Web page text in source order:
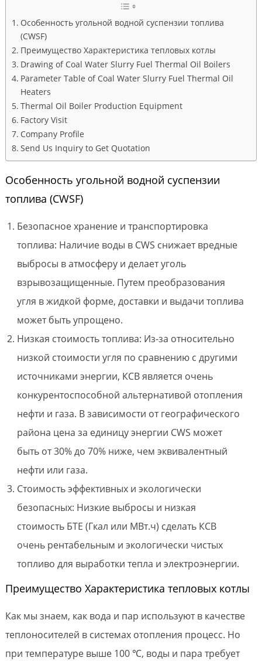
Особенность угольной водной суспензии топлива
(CWSF)
Преимущество Характеристика тепловых котлы
Drawing of Coal Water Slurry Fuel Thermal Oil Boilers
Parameter Table of Coal Water Slurry Fuel Thermal Oil
Heaters
Thermal Oil Boiler Production Equipment
Factory Visit
Company Profile
Send Us Inquiry to Get Quotation
Особенность угольной водной суспензии
топлива (CWSF)
Безопасное хранение и транспортировка
топлива: Наличие воды в CWS снижает вредные
выбросы в атмосферу и делает уголь
взрывозащищенные. Путем преобразования
угля в жидкой форме, доставки и выдачи топлива
может быть упрощено.
Низкая стоимость топлива: Из-за относительно
низкой стоимости угля по сравнению с другими
источниками энергии, КСВ является очень
конкурентоспособной альтернативой отопления
нефти и газа. В зависимости от географического
района цена за единицу энергии CWS может
быть от 30% до 70% ниже, чем эквивалентный
нефти или газа.
Стоимость эффективных и экологически
безопасных: Низкие выбросы и низкая
стоимость БТЕ (Гкал или МВт.ч) сделать КСВ
очень рентабельным и экологически чистых
топливо для выработки тепла и электроэнергии.
Преимущество Характеристика тепловых котлы
Как мы знаем, как вода и пар используют в качестве
теплоносителей в системах отопления процесс. Но
при температуре выше 100 ℃, воды и пара требует